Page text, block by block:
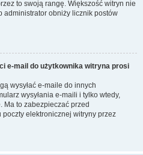
to swoją rangę. Większość witryn nie
administrator obniży licznik postów
e-mail do użytkownika witryna prosi
wysyłać e-maile do innych
wysyłania e-maili i tylko wtedy,
Ma to zabezpieczać przed
elektronicznej witryny przez